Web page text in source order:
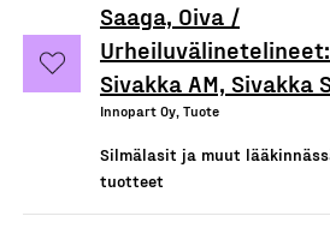
Saaga, Oiva /
Sivakka AM, Sivakka
Innopart Oy, Tuote
Silmälasit ja muut
tuotteet